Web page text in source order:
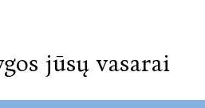
jūsų vasarai